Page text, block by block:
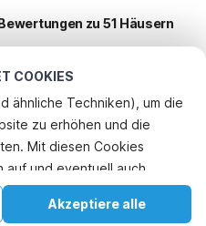
COOKIES
ähnliche Techniken), um die
zu erhöhen und die
Mit diesen Cookies
auf und eventuell auch
um Werbung Ihren
Teilen von Informationen über
Akzeptiere alle
zu 51 Häusern
für Urlaub
für den Urlaub
in Hallevik
Blekinge
Buchungen Konto